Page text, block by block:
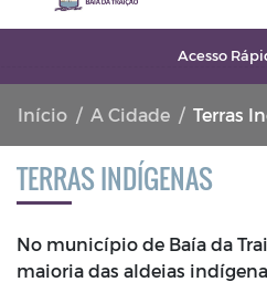
Acesso
Início A Cidade Terras
TERRAS INDÍGENAS
No município de Baía da
maioria das aldeias